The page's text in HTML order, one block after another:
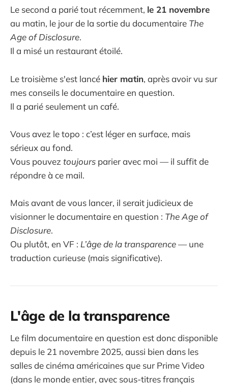
Le second a parié tout récemment, le 21 novembre
au matin, le jour de la sortie du documentaire The
Age of Disclosure.
Il a misé un restaurant étoilé.
Le troisième s'est lancé hier matin, après avoir vu sur
mes conseils le documentaire en question.
Il a parié seulement un café.
Vous avez le topo : c’est léger en surface, mais
sérieux au fond.
Vous pouvez toujours parier avec moi — il suffit de
répondre à ce mail.
Mais avant de vous lancer, il serait judicieux de
visionner le documentaire en question : The Age of
Disclosure.
Ou plutôt, en VF : L’âge de la transparence— une
traduction curieuse (mais significative).
L'âge de la transparence
Le film documentaire en question est donc disponible
depuis le 21 novembre 2025, aussi bien dans les
salles de cinéma américaines que sur Prime Video
(dans le monde entier, avec sous-titres français